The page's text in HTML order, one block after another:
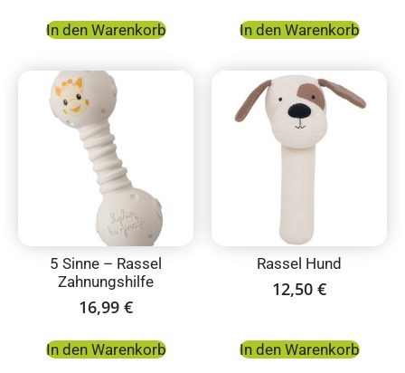
In den Warenkorb In den Warenkorb
5 Sinne – Rassel
Zahnungshilfe
16,99 €
In den Warenkorb
Rassel Hund
12,50 €
In den Warenkorb